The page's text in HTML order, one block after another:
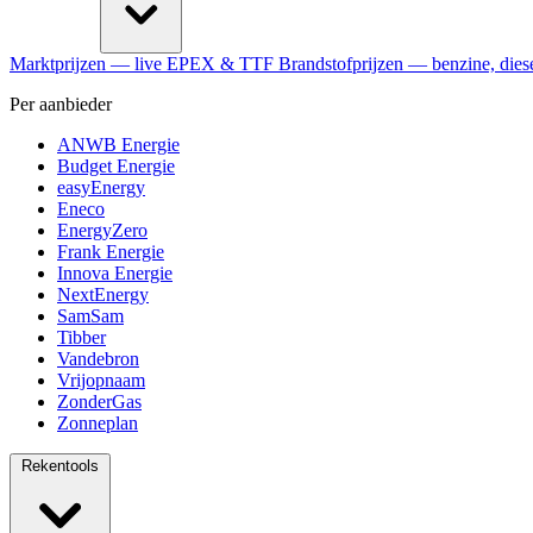
Marktprijzen — live EPEX & TTF Brandstofprijzen — benzine,
Per aanbieder
ANWB Energie
Budget Energie
easyEnergy
Eneco
EnergyZero
Frank Energie
Innova Energie
NextEnergy
SamSam
Tibber
Vandebron
Vrijopnaam
ZonderGas
Zonneplan
Rekentools